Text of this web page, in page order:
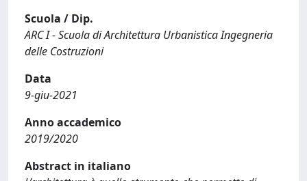
Scuola / Dip.
ARC I - Scuola di Architettura Urbanistica Ingegneria
delle Costruzioni
Data
9-giu-2021
Anno accademico
2019/2020
Abstract in italiano